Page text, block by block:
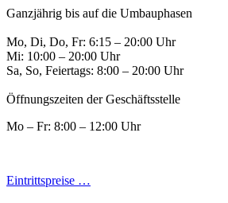
Ganzjährig bis auf die Umbauphasen
Mo, Di, Do, Fr: 6:15 – 20:00 Uhr
Mi: 10:00 – 20:00 Uhr
Sa, So, Feiertags: 8:00 – 20:00 Uhr
Öffnungszeiten der Geschäftsstelle
Mo – Fr: 8:00 – 12:00 Uhr
Eintrittspreise …